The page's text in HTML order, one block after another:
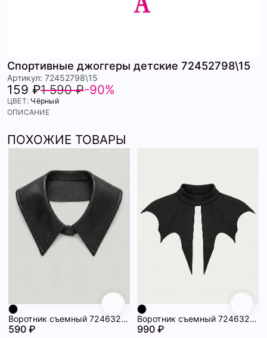
Спортивные джоггеры детские 72452798\15
Артикул: 72452798\15
159 ₽1 590 ₽-90%
ЦВЕТ: Чёрный
ОПИСАНИЕ
ПОХОЖИЕ ТОВАРЫ
Воротник съемный 72463234\15
590 ₽
Воротник съемный 72463233\15
990 ₽